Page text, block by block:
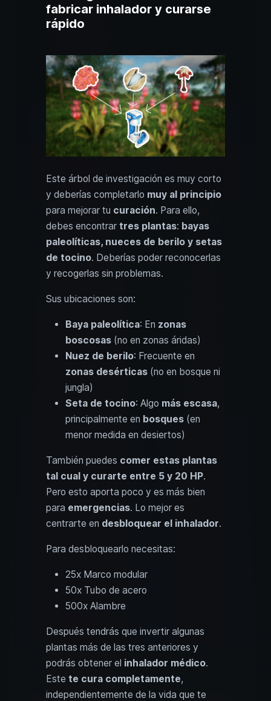
fabricar inhalador y curarse
rápido
Este árbol de investigación es muy corto
y deberías completarlo muy al principio
para mejorar tu curación. Para ello,
debes encontrar tres plantas: bayas
paleolíticas, nueces de berilo y setas
de tocino. Deberías poder reconocerlas
y recogerlas sin problemas.
Sus ubicaciones son:
Baya paleolítica: En zonas
boscosas (no en zonas áridas)
Nuez de berilo: Frecuente en
zonas desérticas (no en bosque ni
jungla)
Seta de tocino: Algo más escasa,
principalmente en bosques (en
menor medida en desiertos)
También puedes comer estas plantas
tal cual y curarte entre 5 y 20 HP.
Pero esto aporta poco y es más bien
para emergencias. Lo mejor es
centrarte en desbloquear el inhalador.
Para desbloquearlo necesitas:
25x Marco modular
50x Tubo de acero
500x Alambre
Después tendrás que invertir algunas
plantas más de las tres anteriores y
podrás obtener el inhalador médico.
Este te cura completamente,
independientemente de la vida que te